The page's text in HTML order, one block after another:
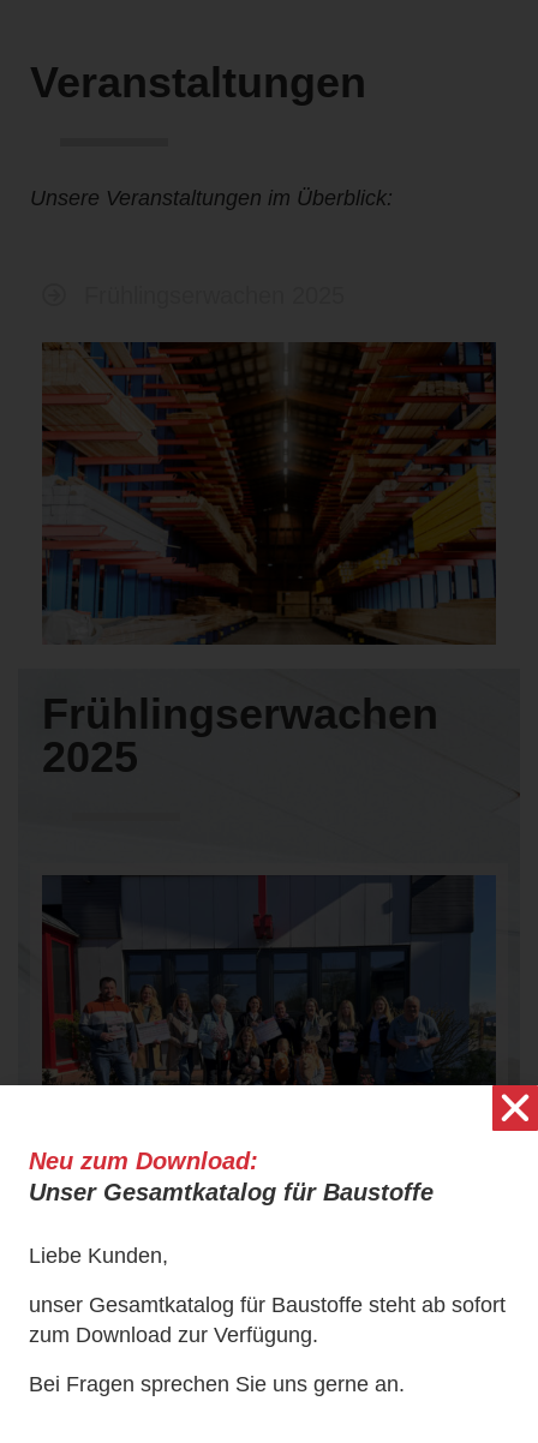
Historie
Veranstaltungen
Unsere Veranstaltungen im Überblick:
Frühlingserwachen
2025
Glückliche Gewinner & stolze Spendenempfänger - das
Zum Frühlingserwachen Anfang April konnten
Neu zum Download:
Unser Gesamtkatalog für Baustoffe
Liebe Kunden,
unser Gesamtkatalog für Baustoffe steht ab sofort
zum Download zur Verfügung.
Bei Fragen sprechen Sie uns gerne an.